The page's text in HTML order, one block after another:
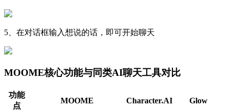
5、在对话框输入想说的话，即可开始聊天
MOOME核心功能与同类AI聊天工具对比
功能
点
MOOME Character.AI Glow